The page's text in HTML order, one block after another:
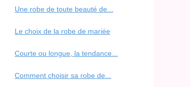
Une robe de toute beauté de...
Le choix de la robe de mariée
Courte ou longue, la tendance...
Comment choisir sa robe de...